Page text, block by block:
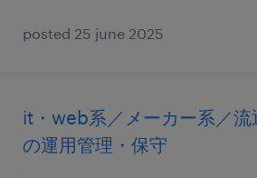
posted 25 june 2025
it・web系／メーカー系／流
の運用管理・保守